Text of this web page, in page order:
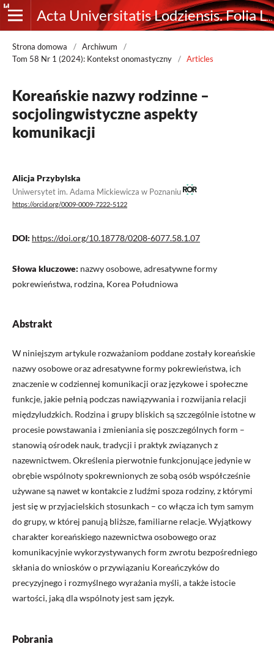
Acta Universitatis Lodziensis. Folia Linguistica
Strona domowa / Archiwum
/
Tom 58 Nr 1 (2024): Kontekst onomastyczny
/ Articles
Koreańskie nazwy rodzinne –
socjolingwistyczne aspekty
komunikacji
Alicja Przybylska
Uniwersytet im. Adama Mickiewicza w Poznaniu
https://orcid.org/0009-0009-7222-5122
DOI: https://doi.org/10.18778/0208-6077.58.1.07
Słowa kluczowe: nazwy osobowe, adresatywne formy
pokrewieństwa, rodzina, Korea Południowa
Abstrakt
W niniejszym artykule rozważaniom poddane zostały koreańskie
nazwy osobowe oraz adresatywne formy pokrewieństwa, ich
znaczenie w codziennej komunikacji oraz językowe i społeczne
funkcje, jakie pełnią podczas nawiązywania i rozwijania relacji
międzyludzkich. Rodzina i grupy bliskich są szczególnie istotne w
procesie powstawania i zmieniania się poszczególnych form –
stanowią ośrodek nauk, tradycji i praktyk związanych z
nazewnictwem. Określenia pierwotnie funkcjonujące jedynie w
obrębie wspólnoty spokrewnionych ze sobą osób współcześnie
używane są nawet w kontakcie z ludźmi spoza rodziny, z którymi
jest się w przyjacielskich stosunkach – co włącza ich tym samym
do grupy, w której panują bliższe, familiarne relacje. Wyjątkowy
charakter koreańskiego nazewnictwa osobowego oraz
komunikacyjnie wykorzystywanych form zwrotu bezpośredniego
skłania do wniosków o przywiązaniu Koreańczyków do
precyzyjnego i rozmyślnego wyrażania myśli, a także istocie
wartości, jaką dla wspólnoty jest sam język.
Pobrania